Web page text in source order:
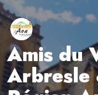
Aller
au
contenu
Amis du
Arbresle